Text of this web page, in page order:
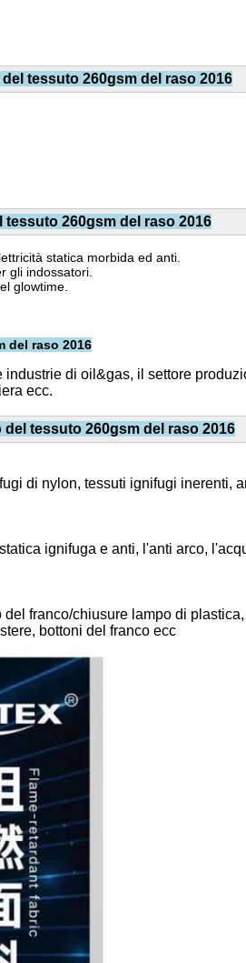
tessuto 260gsm del raso 2016
260gsm del raso 2016
statica morbida ed anti.
gli indossatori.
glowtime.
del raso 2016
di oil&gas, il settore
ecc.
tessuto 260gsm del raso 2016
di nylon, tessuti ignifugi inerenti,
ignifuga e anti, l'anti arco,
franco/chiusure lampo di
bottoni del franco ecc